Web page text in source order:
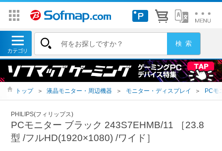
トップ ＞ 液晶モニター・周辺機器 ＞ モニター・ディスプレイ ＞ PCモ
PHILIPS(フィリップス)
PCモニター ブラック 243S7EHMB/11 ［23.8
型 /フルHD(1920×1080) /ワイド］